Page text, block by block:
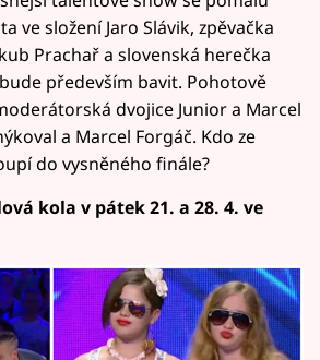
ve složení Jaro Slávik, zpěvačka
Prachař a slovenská herečka
především bavit. Pohotově
dvojice Junior a Marcel
a Marcel Forgáč. Kdo ze
do vysněného finále?
kola v pátek 21. a 28. 4. ve